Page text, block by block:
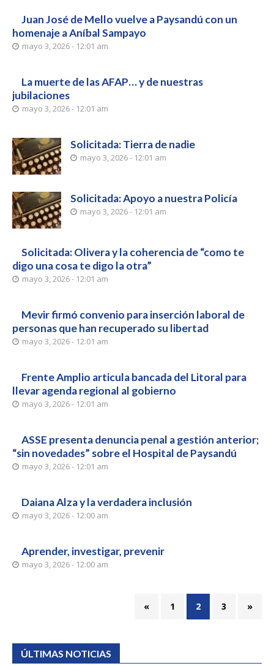
Juan José de Mello vuelve a Paysandú con un
homenaje a Aníbal Sampayo
mayo 3, 2026 - 12:01 am
La muerte de las AFAP… y de nuestras
jubilaciones
mayo 3, 2026 - 12:01 am
Solicitada: Tierra de nadie
mayo 3, 2026 - 12:01 am
Solicitada: Apoyo a nuestra Policía
mayo 3, 2026 - 12:01 am
Solicitada: Olivera y la coherencia de “como te
digo una cosa te digo la otra”
mayo 3, 2026 - 12:01 am
Mevir firmó convenio para inserción laboral de
personas que han recuperado su libertad
mayo 3, 2026 - 12:01 am
Frente Amplio articula bancada del Litoral para
llevar agenda regional al gobierno
mayo 3, 2026 - 12:01 am
ASSE presenta denuncia penal a gestión anterior;
“sin novedades” sobre el Hospital de Paysandú
mayo 3, 2026 - 12:01 am
Daiana Alza y la verdadera inclusión
mayo 3, 2026 - 12:00 am
Aprender, investigar, prevenir
mayo 3, 2026 - 12:00 am
« 1 2 3 »
ÚLTIMAS NOTICIAS